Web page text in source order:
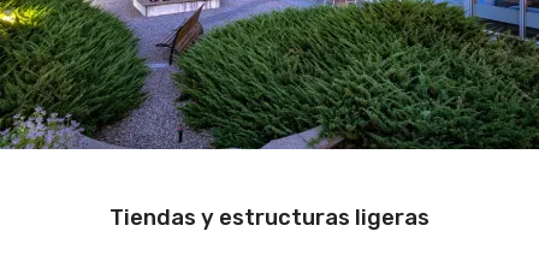
Tiendas y estructuras ligeras